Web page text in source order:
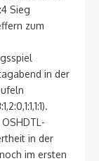
Sieg
zum
in der
in der
im ersten